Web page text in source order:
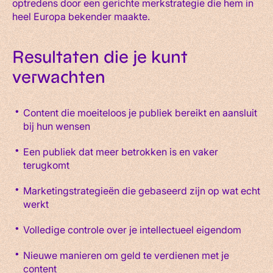
heel Europa bekender maakte.
Resultaten die je kunt
verwachten
Content die moeiteloos je publiek bereikt en aansluit
bij hun wensen
Een publiek dat meer betrokken is en vaker
terugkomt
Marketingstrategieën die gebaseerd zijn op wat echt
werkt
Volledige controle over je intellectueel eigendom
Nieuwe manieren om geld te verdienen met je
content